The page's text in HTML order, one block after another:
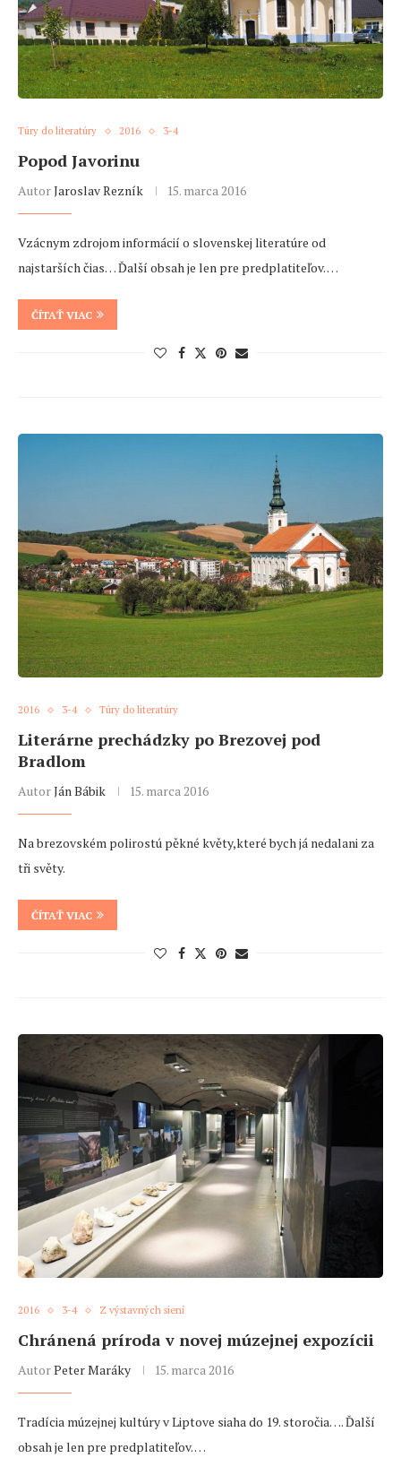
Túry do literatúry 2016 3-4
Popod Javorinu
AutorJaroslav Rezník 15. marca 2016
Vzácnym zdrojom informácií o slovenskej literatúre od
najstarších čias… Ďalší obsah je len pre predplatiteľov. …
ČÍTAŤ VIAC
2016 3-4 Túry do literatúry
Literárne prechádzky po Brezovej pod
Bradlom
AutorJán Bábik 15. marca 2016
Na brezovském polirostú pěkné květy,které bych já nedalani za
tři světy.
ČÍTAŤ VIAC
2016 3-4 Z výstavných siení
Chránená príroda v novej múzejnej expozícii
AutorPeter Maráky 15. marca 2016
Tradícia múzejnej kultúry v Liptove siaha do 19. storočia…. Ďalší
obsah je len pre predplatiteľov. …